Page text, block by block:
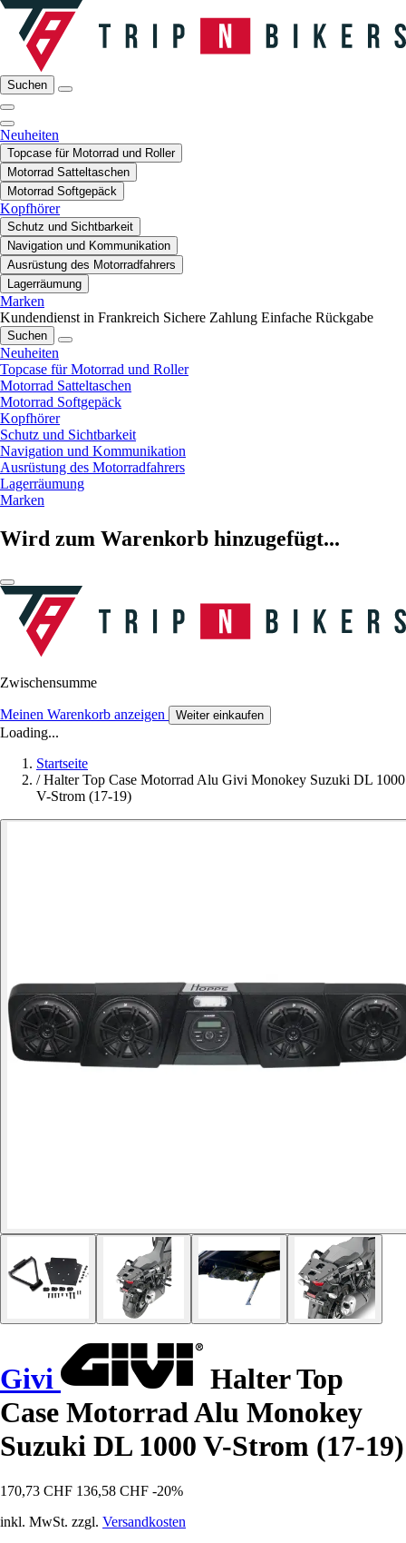
Suchen
Neuheiten
Topcase für Motorrad und Roller
Motorrad Satteltaschen
Motorrad Softgepäck
Kopfhörer
Schutz und Sichtbarkeit
Navigation und Kommunikation
Ausrüstung des Motorradfahrers
Lagerräumung
Marken
Kundendienst in Frankreich Sichere Zahlung Einfache Rückgabe
Suchen
Neuheiten
Topcase für Motorrad und Roller
Motorrad Satteltaschen
Motorrad Softgepäck
Kopfhörer
Schutz und Sichtbarkeit
Navigation und Kommunikation
Ausrüstung des Motorradfahrers
Lagerräumung
Marken
Wird zum Warenkorb hinzugefügt...
Zwischensumme
Meinen Warenkorb anzeigen Weiter einkaufen
Loading...
Startseite
/ Halter Top Case Motorrad Alu Givi Monokey Suzuki DL 1000
V-Strom (17-19)
Givi
Halter Top
Case Motorrad Alu Monokey
Suzuki DL 1000 V-Strom (17-19)
170,73 CHF 136,58 CHF -20%
inkl. MwSt. zzgl. Versandkosten